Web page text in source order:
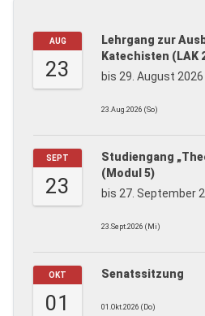
AUG
23
Lehrgang zur
Katechisten (LAK
bis 29. August 2026
23.Aug.2026 (So)
SEPT
23
Studiengang
(Modul 5)
bis 27. September
23.Sept.2026 (Mi)
OKT
01
Senatssitzung
01.Okt.2026 (Do)